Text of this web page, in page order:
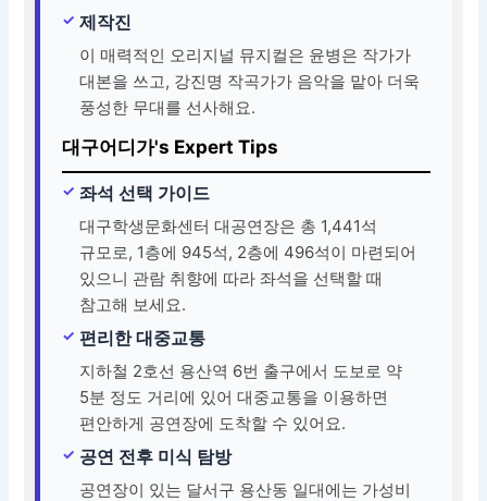
제작진
이 매력적인 오리지널 뮤지컬은 윤병은 작가가
대본을 쓰고, 강진명 작곡가가 음악을 맡아 더욱
풍성한 무대를 선사해요.
대구어디가's Expert Tips
좌석 선택 가이드
대구학생문화센터 대공연장은 총 1,441석
규모로, 1층에 945석, 2층에 496석이 마련되어
있으니 관람 취향에 따라 좌석을 선택할 때
참고해 보세요.
편리한 대중교통
지하철 2호선 용산역 6번 출구에서 도보로 약
5분 정도 거리에 있어 대중교통을 이용하면
편안하게 공연장에 도착할 수 있어요.
공연 전후 미식 탐방
공연장이 있는 달서구 용산동 일대에는 가성비